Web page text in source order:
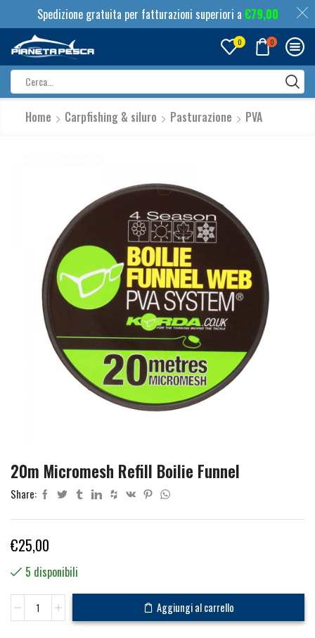
Spedizione gratuita per fatturazioni superiori a €79,00
0 0
input
Home Carpfishing & siluro Pasturazione PVA
20m Micromesh Refill Boilie Funnel
Share:
€25,00
5 disponibili
Micromesh
Aggiungi al carrello